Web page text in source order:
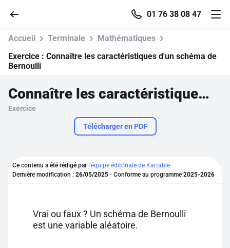
01 76 38 08 47
Parcourir
Se connecter
Pour profiter de 10 contenus offerts.
Accueil Terminale
Mathématiques
Exercice : Connaître les caractéristiques d'un schéma de
Bernoulli
Connaître les caractéristiques d'un schéma de Bernoulli
Exercice
Télécharger en PDF
Ce contenu a été rédigé par l'équipe éditoriale de Kartable.
Dernière modification : 26/05/2025 - Conforme au programme 2025-2026
Vrai ou faux ? Un schéma de Bernoulli
est une variable aléatoire.